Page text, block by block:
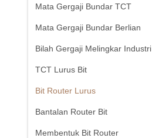
Mata Gergaji Bundar TCT
Mata Gergaji Bundar Berlian
Bilah Gergaji Melingkar Industri
TCT Lurus Bit
Bit Router Lurus
Bantalan Router Bit
Membentuk Bit Router